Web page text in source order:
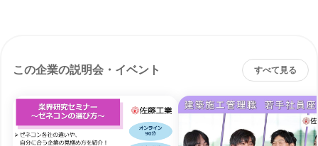
この企業の説明会・イベント すべて見る